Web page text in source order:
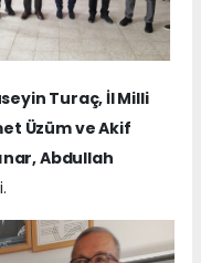
Turaç, İl Milli
Üzüm ve Akif
Abdullah